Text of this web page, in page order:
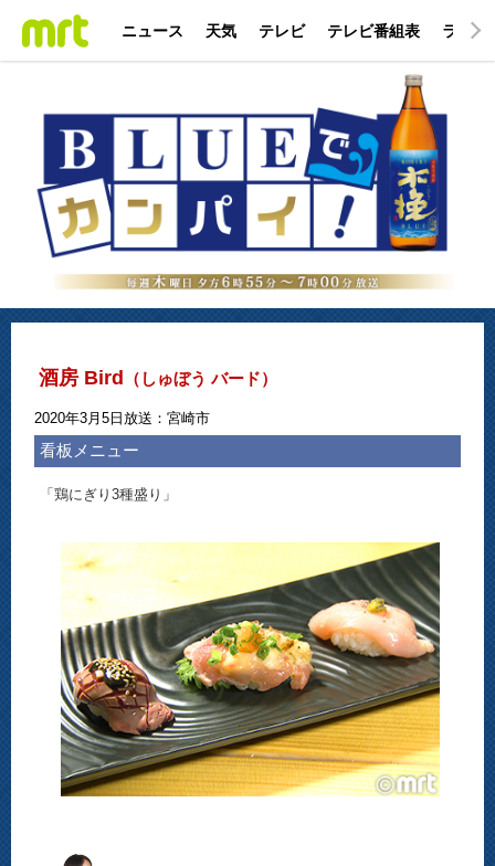
ニュース 天気 テレビ テレビ番組表 ラジオ
酒房 Bird （しゅぼう バード）
2020年3月5日放送：宮崎市
看板メニュー
「鶏にぎり3種盛り」